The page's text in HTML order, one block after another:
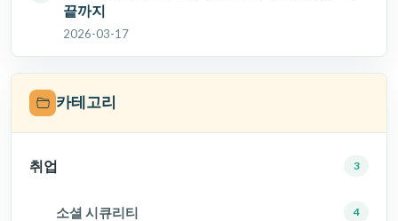
끝까지
2026-03-17
카테고리
취업 3
소셜 시큐리티 4